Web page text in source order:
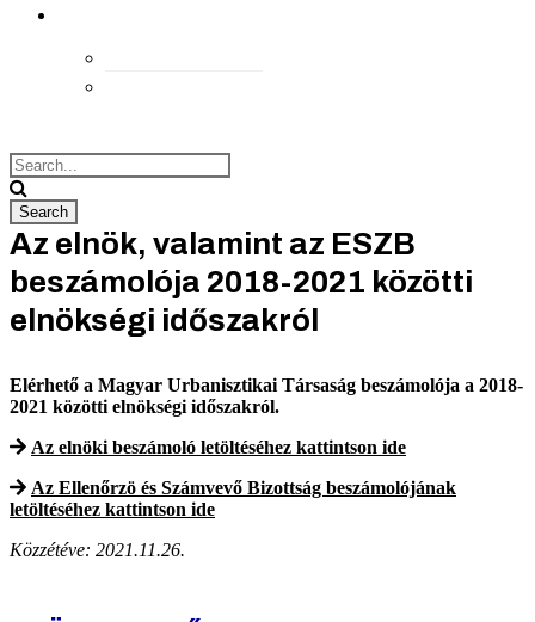
Az elnök, valamint az ESZB
beszámolója 2018-2021 közötti
elnökségi időszakról
Elérhető a Magyar Urbanisztikai Társaság beszámolója a 2018-
2021 közötti elnökségi időszakról.
Az elnöki beszámoló letöltéséhez kattintson ide
Az Ellenőrzö és Számvevő Bizottság beszámolójának
letöltéséhez kattintson ide
Közzétéve: 2021.11.26.